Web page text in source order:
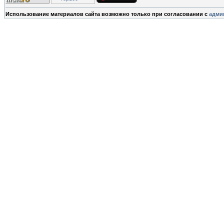
Использование материалов сайта возможно только при согласовании с